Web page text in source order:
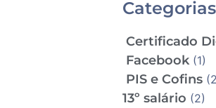
Categorias
Certificado
Facebook(1)
PIS e Cofins
13º salário (2)